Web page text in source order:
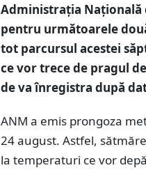
Administrația Națională
pentru următoarele
tot parcursul acestei
ce vor trece de pragul
de va înregistra după
ANM a emis prongoza
24 august. Astfel,
la temperaturi ce vor